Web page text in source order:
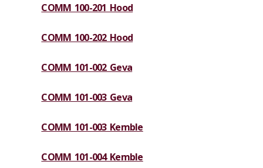
COMM 100-201 Hood
COMM 100-202 Hood
COMM 101-002 Geva
COMM 101-003 Geva
COMM 101-003 Kemble
COMM 101-004 Kemble